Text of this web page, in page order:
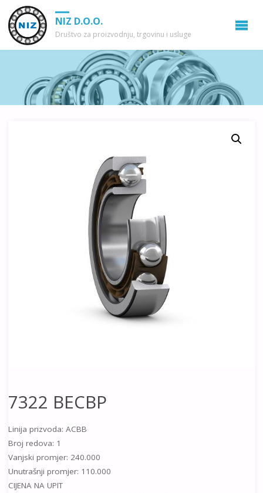
NIZ D.O.O.
Društvo za proizvodnju, trgovinu i usluge
7322 BECBP
Linija prizvoda: ACBB
Broj redova: 1
Vanjski promjer: 240.000
Unutrašnji promjer: 110.000
CIJENA NA UPIT